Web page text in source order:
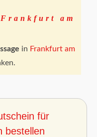
am
in Frankfurt am
für
bestellen